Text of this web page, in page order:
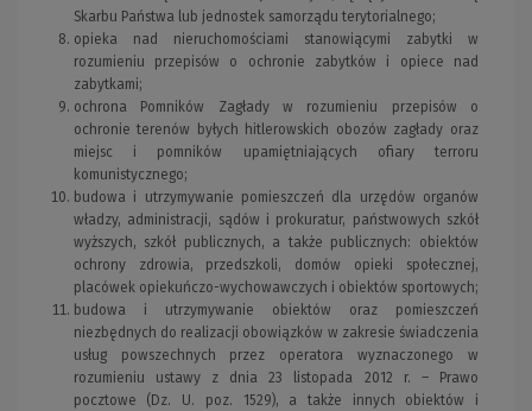
Skarbu Państwa lub jednostek samorządu terytorialnego;
opieka nad nieruchomościami stanowiącymi zabytki w
rozumieniu przepisów o ochronie zabytków i opiece nad
zabytkami;
ochrona Pomników Zagłady w rozumieniu przepisów o
ochronie terenów byłych hitlerowskich obozów zagłady oraz
miejsc i pomników upamiętniających oﬁary terroru
komunistycznego;
budowa i utrzymywanie pomieszczeń dla urzędów organów
władzy, administracji, sądów i prokuratur, państwowych szkół
wyższych, szkół publicznych, a także publicznych: obiektów
ochrony zdrowia, przedszkoli, domów opieki społecznej,
placówek opiekuńczo-wychowawczych i obiektów sportowych;
budowa i utrzymywanie obiektów oraz pomieszczeń
niezbędnych do realizacji obowiązków w zakresie świadczenia
usług powszechnych przez operatora wyznaczonego w
rozumieniu ustawy z dnia 23 listopada 2012 r. – Prawo
pocztowe (Dz. U. poz. 1529), a także innych obiektów i